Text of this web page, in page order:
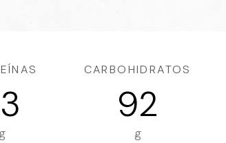
g
CARBOHIDRATOS
92
g